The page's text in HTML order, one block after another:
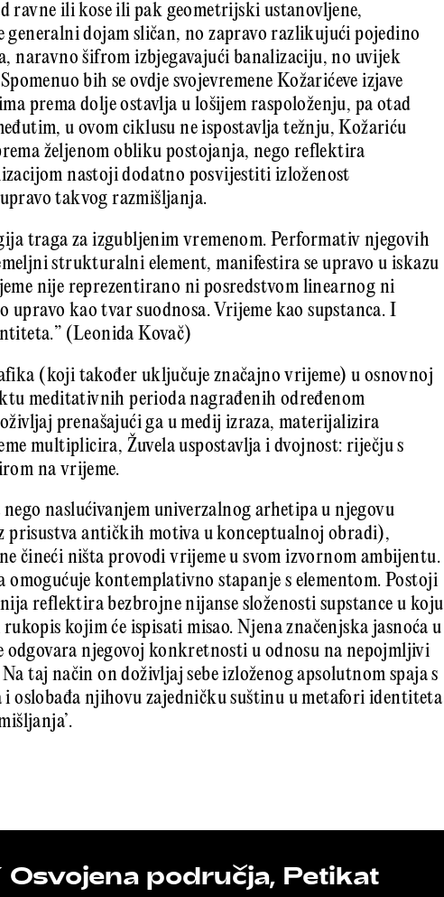
ravne ili kose ili pak geometrij­ski ustanovljene,
dojam sličan, no zapravo razlikujući pojedino
naravno šifrom izbjegavajući banalizaciju, no uvijek
bih se ovdje svojevremene Kožarićeve izjave
prema dolje ostavlja u lošijem raspoloženju, pa otad
u ovom ciklusu ne ispostavlja težnju, Kožariću
že­ljenom obliku postojanja, nego reflektira
nastoji dodatno posvijestiti izloženost
takvog razmišljanja.
traga za izgubljenim vremenom. Performativ njegovih
strukturalni element, manifestira se upravo u iskazu
nije reprezentirano ni posredstvom linearnog ni
kao tvar suodnosa. Vrijeme kao supstanca. I
(Leonida Kovač)
(koji također uključuje značajno vrijeme) u osnovnoj
meditativnih perioda nagrađenih određenom
prenašajući ga u medij izraza, materijalizira
multiplicira, Žuvela uspostavlja i dvojnost: riječju s
na vrijeme.
naslućivanjem univerzalnog arhetipa u njegovu
prisustva antičkih motiva u konceptualnoj obradi),
čineći ništa provodi vrijeme u svom izvornom ambijentu.
kontemplativno stapanje s elementom. Postoji
reflektira bezbrojne nijanse složenosti supstance u koju
kojim će ispisati misao. Njena značenj­ska jasnoća u
njegovoj konkretnosti u odnosu na nepojmljivi
taj način on doživljaj sebe izloženog apsolutnom spaja s
i oslobađa njihovu zajedničku suštinu u metafori identiteta
područja, Petikat